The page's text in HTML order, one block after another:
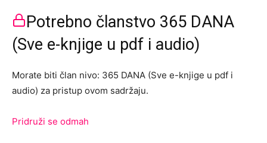
Potrebno članstvo 365 DANA
(Sve e-knjige u pdf i audio)
Morate biti član nivo: 365 DANA (Sve e-knjige u pdf i
audio) za pristup ovom sadržaju.
Pridruži se odmah